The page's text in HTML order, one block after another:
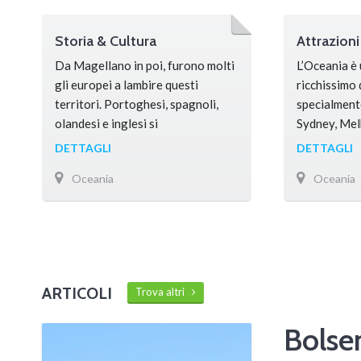
Storia & Cultura
Da Magellano in poi, furono molti
gli europei a lambire questi
territori. Portoghesi, spagnoli,
olandesi e inglesi si
avvicendarono per secoli alla
Pacifico, tra animali selvatici e
indigeni dalle strane tradizioni.
di governo, la Gran Bretagna …
DETTAGLI
Oceania
Attrazioni
L’Oceania
ricchissimo
Sydney,
meritano
immersi
DETTAGLI
Oceania
ARTICOLI Trova altri